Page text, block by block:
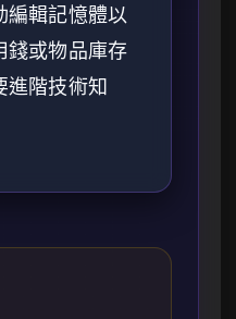
編輯記憶體以
錢或物品庫存
進階技術知